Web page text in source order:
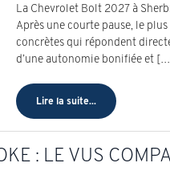
La Chevrolet Bolt 2027 à
Après une courte pause, le
concrètes qui répondent
d’une autonomie bonifiée et
Lire la suite...
: LE VUS